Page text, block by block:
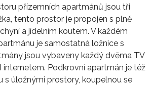
přízemních apartmánů jsou tři
tento prostor je propojen s plně
a jídelním koutem. V každém
je samostatná ložnice s
jsou vybaveny každý dvěma TV
internetem. Podkrovní apartmán je též
s úložnými prostory, koupelnou se